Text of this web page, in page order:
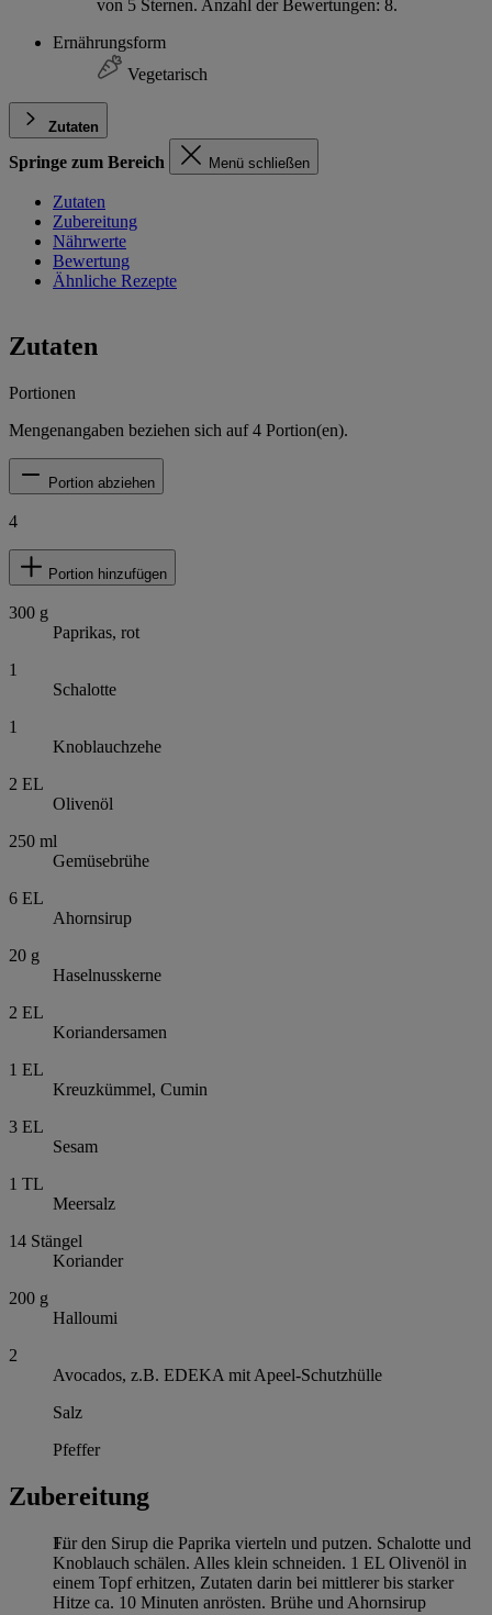
von 5 Sternen. Anzahl der Bewertungen: 8.
Ernährungsform
Vegetarisch
Zutaten
Springe zum Bereich Menü schließen
Zutaten
Zubereitung
Nährwerte
Bewertung
Ähnliche Rezepte
Zutaten
Portionen
Mengenangaben beziehen sich auf4 Portion(en).
Portion abziehen
4
Portion hinzufügen
300 g
Paprikas, rot
1
Schalotte
1
Knoblauchzehe
2 EL
Olivenöl
250 ml
Gemüsebrühe
6 EL
Ahornsirup
20 g
Haselnusskerne
2 EL
Koriandersamen
1 EL
Kreuzkümmel, Cumin
3 EL
Sesam
1 TL
Meersalz
14 Stängel
Koriander
200 g
Halloumi
2
Avocados, z.B. EDEKA mit Apeel-Schutzhülle
Salz
Pfeffer
Zubereitung
Für den Sirup die Paprika vierteln und putzen. Schalotte und
Knoblauch schälen. Alles klein schneiden. 1 EL Olivenöl in
einem Topf erhitzen, Zutaten darin bei mittlerer bis starker
Hitze ca. 10 Minuten anrösten. Brühe und Ahornsirup